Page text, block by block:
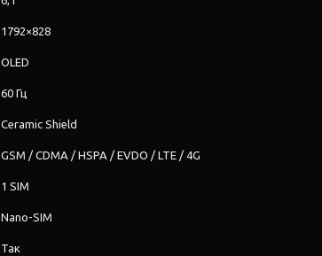
1792×828
OLED
60 Гц
Ceramic Shield
GSM / CDMA / HSPA / EVDO / LTE / 4G
1 SIM
Nano-SIM
Так